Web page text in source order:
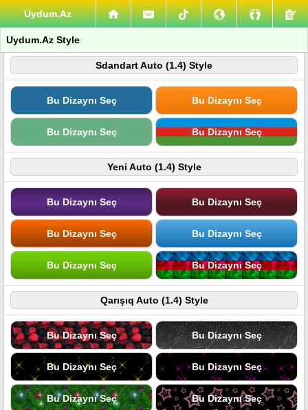
Uydum.Az
Uydum.Az Style
Sdandart Auto (1.4) Style
Bu Dizaynı Seç Bu Dizaynı Seç
Bu Dizaynı Seç Bu Dizaynı Seç
Yeni Auto (1.4) Style
Bu Dizaynı Seç Bu Dizaynı Seç
Bu Dizaynı Seç Bu Dizaynı Seç
Bu Dizaynı Seç Bu Dizaynı Seç
Qarışıq Auto (1.4) Style
Bu Dizaynı Seç Bu Dizaynı Seç
Bu Dizaynı Seç Bu Dizaynı Seç
Bu Dizaynı Seç Bu Dizaynı Seç